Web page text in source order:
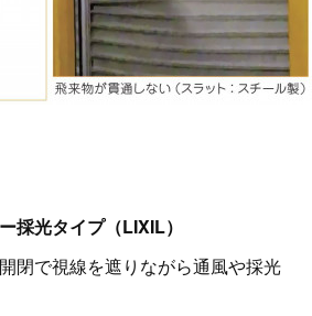
採光タイプ（LIXIL）
閉で視線を遮りながら通風や採光